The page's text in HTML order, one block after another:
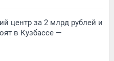
центр за 2 млрд рублей и
в Кузбассе —